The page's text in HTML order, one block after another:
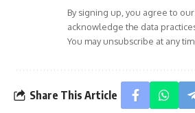
By signing up, you agree to our
acknowledge the data
You may unsubscribe at any
Share This Article